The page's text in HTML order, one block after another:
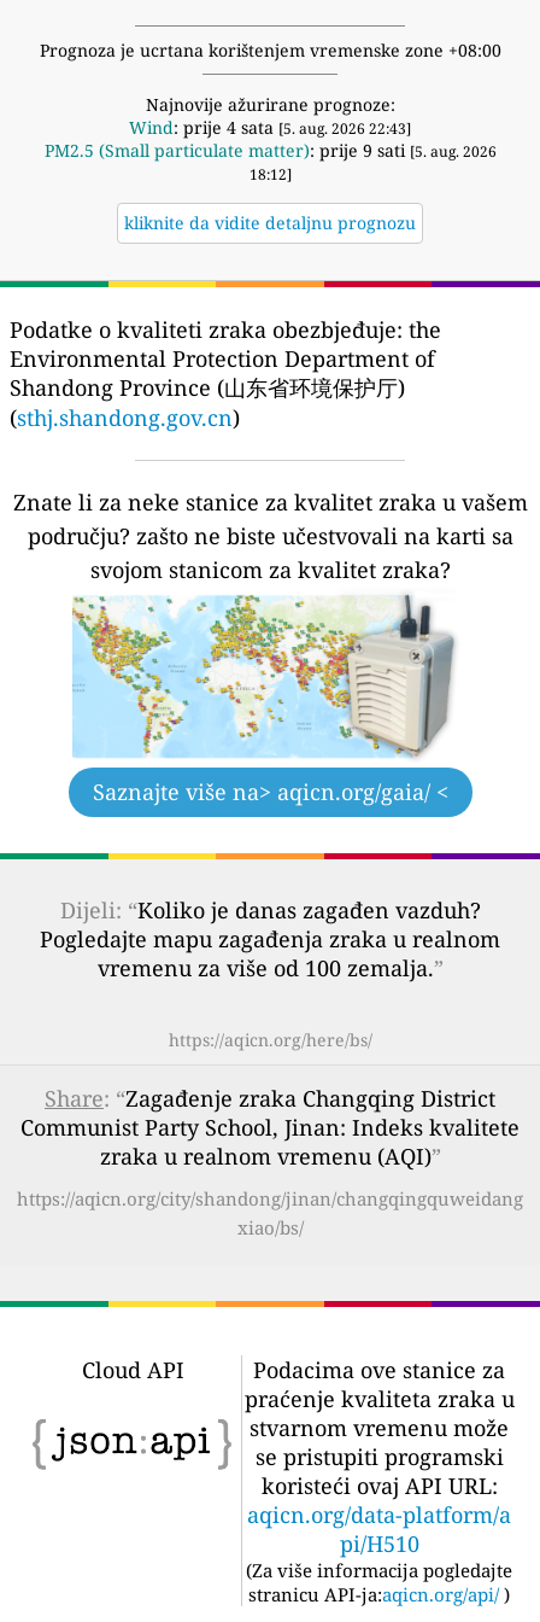
Prognoza je ucrtana korištenjem vremenske zone +08:00
Najnovije ažurirane prognoze:
Wind: prije 4 sata [5. aug. 2026 22:43]
PM2.5 (Small particulate matter): prije 9 sati [5. aug. 2026
18:12]
kliknite da vidite detaljnu prognozu
Podatke o kvaliteti zraka obezbjeđuje: the
Environmental Protection Department of
Shandong Province (山东省环境保护厅)
(sthj.shandong.gov.cn)
Znate li za neke stanice za kvalitet zraka u vašem
području? zašto ne biste učestvovali na karti sa
svojom stanicom za kvalitet zraka?
Saznajte više na> aqicn.org/gaia/ <
Dijeli: “Koliko je danas zagađen vazduh?
Pogledajte mapu zagađenja zraka u realnom
vremenu za više od 100 zemalja.”
https://aqicn.org/here/bs/
Share: “Zagađenje zraka Changqing District
Communist Party School, Jinan: Indeks kvalitete
zraka u realnom vremenu (AQI)”
https://aqicn.org/city/shandong/jinan/changqingquweidang
xiao/bs/
Cloud API
Podacima ove stanice za
praćenje kvaliteta zraka u
stvarnom vremenu može
se pristupiti programski
koristeći ovaj API URL:
aqicn.org/data-platform/a
pi/H510
(Za više informacija pogledajte
stranicu API-ja:aqicn.org/api/ )